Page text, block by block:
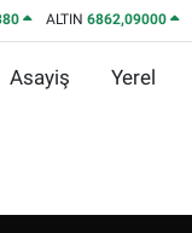
ALTIN 6862,09000
Asayiş Yerel